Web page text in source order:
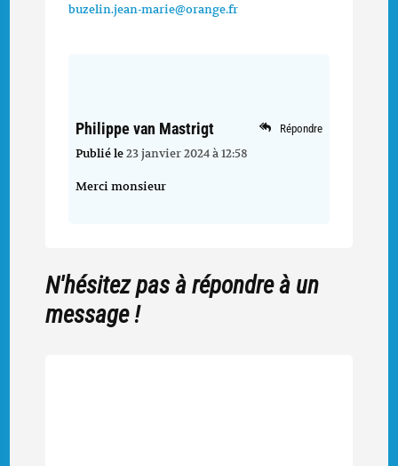
buzelin.jean-marie@orange.fr
Philippe van Mastrigt
Publié le23 janvier 2024 à 12:58
Répondre
Merci monsieur
N'hésitez pas à répondre à un
message !